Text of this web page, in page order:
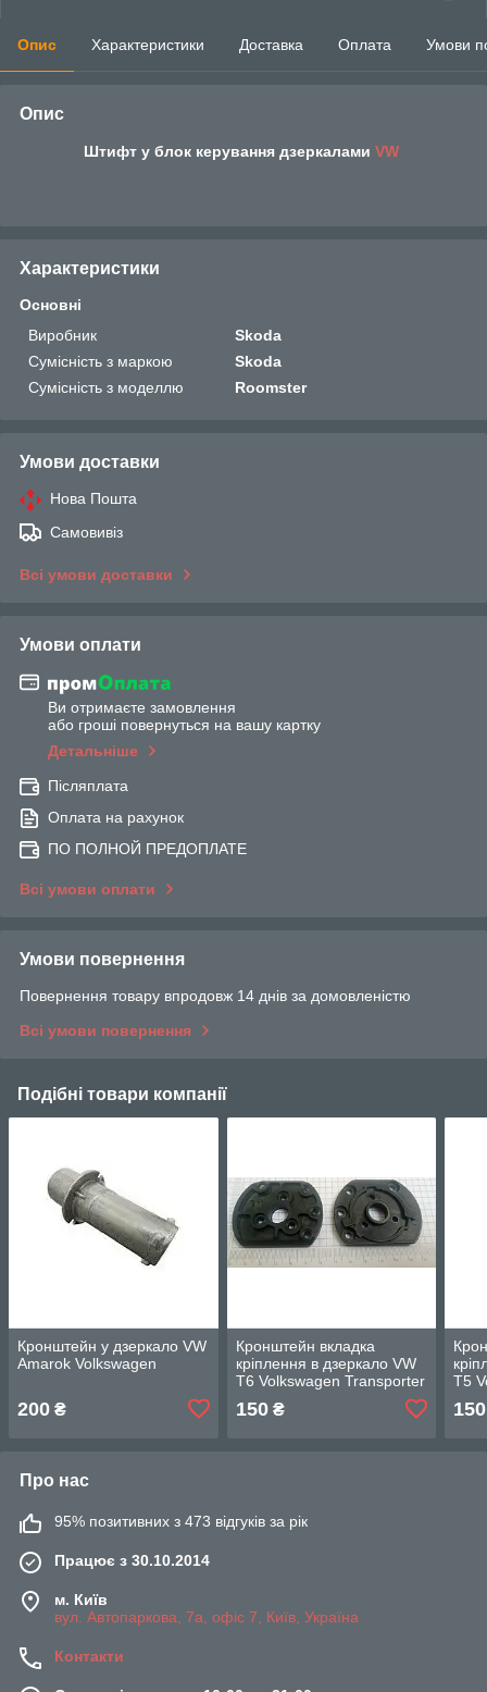
Опис Характеристики Доставка Оплата Умови
Опис
Штифт у блок керування дзеркалами VW
Характеристики
Основні
Виробник
Skoda
Сумісність з маркою
Skoda
Сумісність з моделлю
Roomster
Умови доставки
Нова Пошта
Самовивіз
Всі умови доставки
Умови оплати
Ви отримаєте замовлення
або гроші повернуться на вашу картку
Детальніше
Післяплата
Оплата на рахунок
ПО ПОЛНОЙ ПРЕДОПЛАТЕ
Всі умови оплати
Умови повернення
Повернення товару впродовж 14 днів за домовленістю
Всі умови повернення
Подібні товари компанії
Кронштейн у дзеркало VW
Amarok Volkswagen
200 ₴
Кронштейн вкладка
кріплення в дзеркало VW
T6 Volkswagen Transporter
150₴
T5
150
Про нас
95% позитивних з 473 відгуків за рік
Працює з 30.10.2014
м. Київ
вул. Автопаркова, 7а, офіс 7, Київ, Україна
Контакти